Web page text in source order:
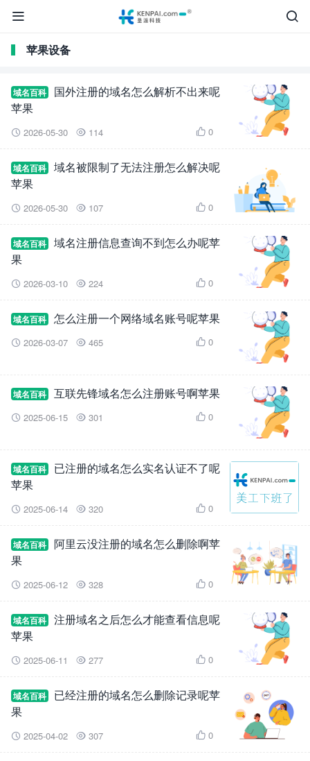


苹果设备
域名百科
国外注册的域名怎么解析不出来呢
苹果
 2026-05-30  114  0
域名百科
域名被限制了无法注册怎么解决呢
苹果
 2026-05-30  107  0
域名百科
域名注册信息查询不到怎么办呢苹
果
 2026-03-10  224  0
域名百科 怎么注册一个网络域名账号呢苹果
 2026-03-07  465  0
域名百科 互联先锋域名怎么注册账号啊苹果
 2025-06-15  301  0
域名百科
已注册的域名怎么实名认证不了呢
苹果
 2025-06-14  320  0
域名百科
阿里云没注册的域名怎么删除啊苹
果
 2025-06-12  328  0
域名百科
注册域名之后怎么才能查看信息呢
苹果
 2025-06-11  277  0
域名百科
已经注册的域名怎么删除记录呢苹
果
 2025-04-02  307  0